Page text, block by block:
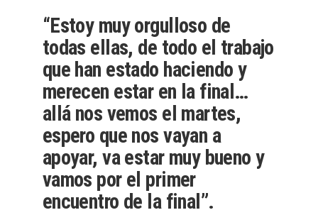
“Estoy muy orgulloso de
todas ellas, de todo el trabajo
que han estado haciendo y
merecen estar en la final…
allá nos vemos el martes,
espero que nos vayan a
apoyar, va estar muy bueno y
vamos por el primer
encuentro de la final ”.